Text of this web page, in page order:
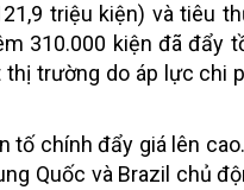
triệu kiện) và tiêu
310.000 kiện đã đẩy
trường do áp lực chi
tố chính đẩy giá lên cao.
Quốc và Brazil chủ